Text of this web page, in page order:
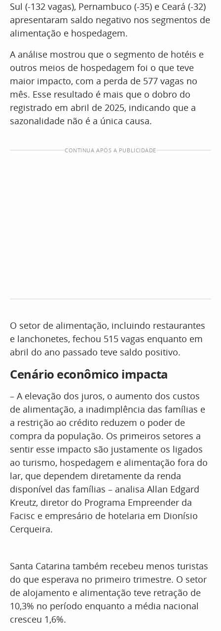
Sul (-132 vagas), Pernambuco (-35) e Ceará (-32)
apresentaram saldo negativo nos segmentos de
alimentação e hospedagem.
A análise mostrou que o segmento de hotéis e
outros meios de hospedagem foi o que teve
maior impacto, com a perda de 577 vagas no
mês. Esse resultado é mais que o dobro do
registrado em abril de 2025, indicando que a
sazonalidade não é a única causa.
CONTINUA APÓS A PUBLICIDADE
O setor de alimentação, incluindo restaurantes
e lanchonetes, fechou 515 vagas enquanto em
abril do ano passado teve saldo positivo.
Cenário econômico impacta
– A elevação dos juros, o aumento dos custos
de alimentação, a inadimplência das famílias e
a restrição ao crédito reduzem o poder de
compra da população. Os primeiros setores a
sentir esse impacto são justamente os ligados
ao turismo, hospedagem e alimentação fora do
lar, que dependem diretamente da renda
disponível das famílias – analisa Allan Edgard
Kreutz, diretor do Programa Empreender da
Facisc e empresário de hotelaria em Dionísio
Cerqueira.
Santa Catarina também recebeu menos turistas
do que esperava no primeiro trimestre. O setor
de alojamento e alimentação teve retração de
10,3% no período enquanto a média nacional
cresceu 1,6%.